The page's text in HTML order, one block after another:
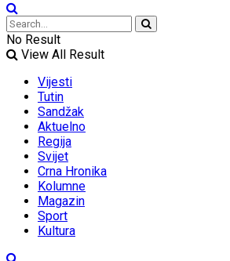
No Result
View All Result
Vijesti
Tutin
Sandžak
Aktuelno
Regija
Svijet
Crna Hronika
Kolumne
Magazin
Sport
Kultura